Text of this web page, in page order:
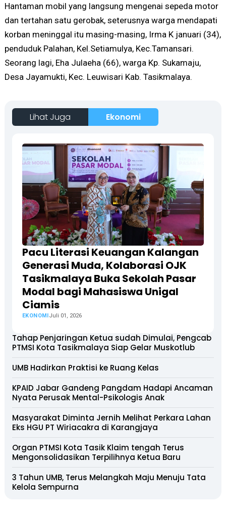
Hantaman mobil yang langsung mengenai sepeda motor
dan tertahan satu gerobak, seterusnya warga mendapati
korban meninggal itu masing-masing, Irma K januari (34),
penduduk Palahan, Kel.Setiamulya, Kec.Tamansari.
Seorang lagi, Eha Julaeha (66), warga Kp. Sukamaju,
Desa Jayamukti, Kec. Leuwisari Kab. Tasikmalaya.
Lihat Juga Ekonomi
Pacu Literasi Keuangan Kalangan
Generasi Muda, Kolaborasi OJK
Tasikmalaya Buka Sekolah Pasar
Modal bagi Mahasiswa Unigal
Ciamis
EKONOMI Juli 01, 2026
Tahap Penjaringan Ketua sudah Dimulai, Pengcab
PTMSI Kota Tasikmalaya Siap Gelar Muskotlub
UMB Hadirkan Praktisi ke Ruang Kelas
KPAID Jabar Gandeng Pangdam Hadapi Ancaman
Nyata Perusak Mental-Psikologis Anak
Masyarakat Diminta Jernih Melihat Perkara Lahan
Eks HGU PT Wiriacakra di Karangjaya
Organ PTMSI Kota Tasik Klaim tengah Terus
Mengonsolidasikan Terpilihnya Ketua Baru
3 Tahun UMB, Terus Melangkah Maju Menuju Tata
Kelola Sempurna